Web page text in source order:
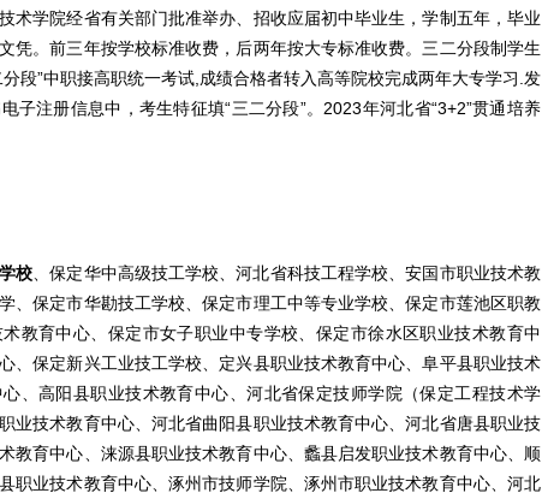
术学院经省有关部门批准举办、招收应届初中毕业生，学制五年，毕业
凭。前三年按学校标准收费，后两年按大专标准收费。三二分段制学生
段”中职接高职统一考试,成绩合格者转入高等院校完成两年大专学习.发
子注册信息中，考生特征填“三二分段”。2023年河北省“3+2”贯通培养
校 、保定华中高级技工学校、河北省科技工程学校、安国市职业技术教
、保定市华勘技工学校、保定市理工中等专业学校、保定市莲池区职教
教育中心、保定市女子职业中专学校、保定市徐水区职业技术教育中
、保定新兴工业技工学校、定兴县职业技术教育中心、阜平县职业技术
、高阳县职业技术教育中心、河北省保定技师学院（保定工程技术学
业技术教育中心、河北省曲阳县职业技术教育中心、河北省唐县职业技
教育中心、涞源县职业技术教育中心、蠡县启发职业技术教育中心、顺
职业技术教育中心、涿州市技师学院、涿州市职业技术教育中心、河北